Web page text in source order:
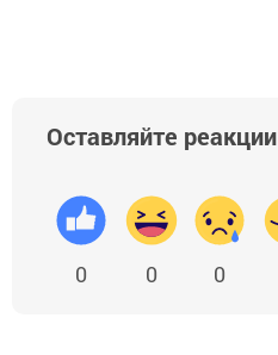
Оставляйте реакции
0 0 0